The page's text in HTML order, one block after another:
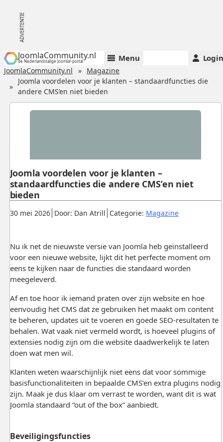
JoomlaCommunity.nl
de Nederlandstalige Joomla!-portal Menu Login
JoomlaCommunity.nl
Magazine
Joomla voordelen voor je klanten – standaardfuncties die
andere CMS’en niet bieden
Gepubliceerd:
30 mei 2026. Door: Dan Atrill. Categorie: Magazine.
Joomla voordelen voor je klanten –
standaardfuncties die andere CMS’en niet
bieden
Nu ik net de nieuwste versie van Joomlaheb geïnstalleerd
voor een nieuwe website, lijkt dit het perfecte moment om
eens te kijken naar de functies die standaard worden
meegeleverd.
Af en toe hoor ik iemand praten over zijn website en hoe
eenvoudig het CMS dat ze gebruiken het maakt om content
te beheren, updates uit te voeren en goede SEO-resultaten te
behalen. Wat vaak niet vermeld wordt, is hoeveel plugins of
extensies nodig zijn om die website daadwerkelijk te laten
doen wat men wil.
Klanten weten waarschijnlijk niet eens dat voor sommige
basisfunctionaliteiten in bepaalde CMS’en extra plugins nodig
zijn. Maak je dus klaar om verrast te worden, want dit is wat
Joomla standaard “out of the box” aanbiedt.
Beveiligingsfuncties